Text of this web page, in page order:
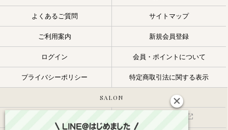
よくあるご質問 サイトマップ
ご利用案内 新規会員登録
ログイン 会員・ポイントについて
プライバシーポリシー 特定商取引法に関する表示
SALON